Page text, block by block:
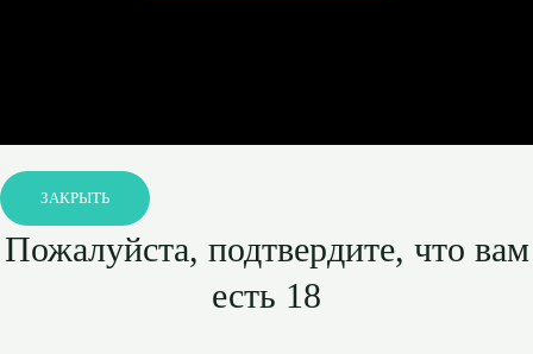
ЗАКРЫТЬ
Пожалуйста, подтвердите, что вам
есть 18